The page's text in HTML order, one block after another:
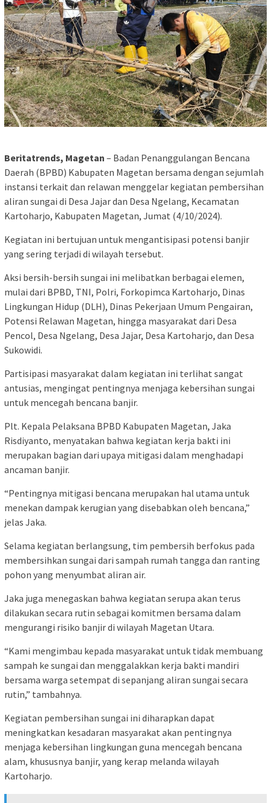
Beritatrends, Magetan – Badan Penanggulangan Bencana
Daerah (BPBD) Kabupaten Magetan bersama dengan sejumlah
instansi terkait dan relawan menggelar kegiatan pembersihan
aliran sungai di Desa Jajar dan Desa Ngelang, Kecamatan
Kartoharjo, Kabupaten Magetan, Jumat (4/10/2024).
Kegiatan ini bertujuan untuk mengantisipasi potensi banjir
yang sering terjadi di wilayah tersebut.
Aksi bersih-bersih sungai ini melibatkan berbagai elemen,
mulai dari BPBD, TNI, Polri, Forkopimca Kartoharjo, Dinas
Lingkungan Hidup (DLH), Dinas Pekerjaan Umum Pengairan,
Potensi Relawan Magetan, hingga masyarakat dari Desa
Pencol, Desa Ngelang, Desa Jajar, Desa Kartoharjo, dan Desa
Sukowidi.
Partisipasi masyarakat dalam kegiatan ini terlihat sangat
antusias, mengingat pentingnya menjaga kebersihan sungai
untuk mencegah bencana banjir.
Plt. Kepala Pelaksana BPBD Kabupaten Magetan, Jaka
Risdiyanto, menyatakan bahwa kegiatan kerja bakti ini
merupakan bagian dari upaya mitigasi dalam menghadapi
ancaman banjir.
“Pentingnya mitigasi bencana merupakan hal utama untuk
menekan dampak kerugian yang disebabkan oleh bencana,”
jelas Jaka.
Selama kegiatan berlangsung, tim pembersih berfokus pada
membersihkan sungai dari sampah rumah tangga dan ranting
pohon yang menyumbat aliran air.
Jaka juga menegaskan bahwa kegiatan serupa akan terus
dilakukan secara rutin sebagai komitmen bersama dalam
mengurangi risiko banjir di wilayah Magetan Utara.
“Kami mengimbau kepada masyarakat untuk tidak membuang
sampah ke sungai dan menggalakkan kerja bakti mandiri
bersama warga setempat di sepanjang aliran sungai secara
rutin,” tambahnya.
Kegiatan pembersihan sungai ini diharapkan dapat
meningkatkan kesadaran masyarakat akan pentingnya
menjaga kebersihan lingkungan guna mencegah bencana
alam, khususnya banjir, yang kerap melanda wilayah
Kartoharjo.